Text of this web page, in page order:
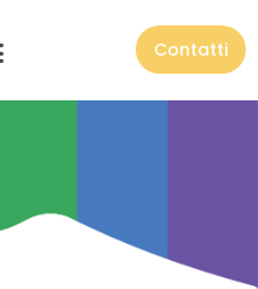
Contatti